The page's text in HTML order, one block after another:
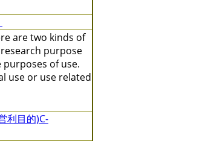
are two kinds of
purpose
purposes of use.
use or use related
利目的)C-